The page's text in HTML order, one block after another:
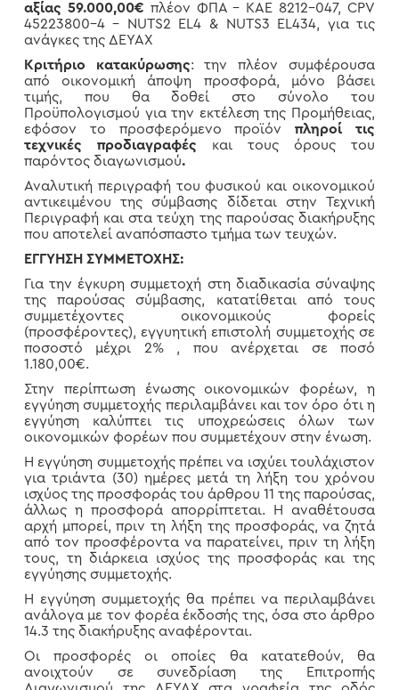
αξίας 59.000,00€ πλέον ΦΠΑ – ΚΑΕ 8212-047, CPV
45223800-4 – NUTS2 EL4 & NUTS3 EL434, για τις
ανάγκες της ΔΕΥΑΧ
Κριτήριο κατακύρωσης: την πλέον συμφέρουσα
από οικονομική άποψη προσφορά, μόνο βάσει
τιμής, που θα δοθεί στο σύνολο του
Προϋπολογισμού για την εκτέλεση της Προμήθειας,
εφόσον το προσφερόμενο προϊόνπληροί τις
τεχνικές προδιαγραφές και τους όρους του
παρόντος διαγωνισμού.
Αναλυτική περιγραφή του φυσικού και οικονομικού
αντικειμένου της σύμβασης δίδεται στην Τεχνική
Περιγραφή και στα τεύχη της παρούσας διακήρυξης
που αποτελεί αναπόσπαστο τμήμα των τευχών.
ΕΓΓΥΗΣΗ ΣΥΜΜΕΤΟΧΗΣ:
Για την έγκυρη συμμετοχή στη διαδικασία σύναψης
της παρούσας σύμβασης, κατατίθεται από τους
συμμετέχοντες οικονομικούς φορείς
(προσφέροντες), εγγυητική επιστολή συμμετοχής σε
ποσοστό μέχρι 2% , που ανέρχεται σε ποσό
1.180,00€.
Στην περίπτωση ένωσης οικονομικών φορέων, η
εγγύηση συμμετοχής περιλαμβάνει και τον όρο ότι η
εγγύηση καλύπτει τις υποχρεώσεις όλων των
οικονομικών φορέων που συμμετέχουν στην ένωση.
Η εγγύηση συμμετοχής πρέπει να ισχύει τουλάχιστον
για τριάντα (30) ημέρες μετά τη λήξη του χρόνου
ισχύος της προσφοράς του άρθρου 11 της παρούσας,
άλλως η προσφορά απορρίπτεται. Η αναθέτουσα
αρχή μπορεί, πριν τη λήξη της προσφοράς, να ζητά
από τον προσφέροντα να παρατείνει, πριν τη λήξη
τους, τη διάρκεια ισχύος της προσφοράς και της
εγγύησης συμμετοχής.
Η εγγύηση συμμετοχής θα πρέπει να περιλαμβάνει
ανάλογα με τον φορέα έκδοσής της, όσα στο άρθρο
14.3 της διακήρυξης αναφέρονται.
Οι προσφορές οι οποίες θα κατατεθούν, θα
ανοιχτούν σε συνεδρίαση της Επιτροπής